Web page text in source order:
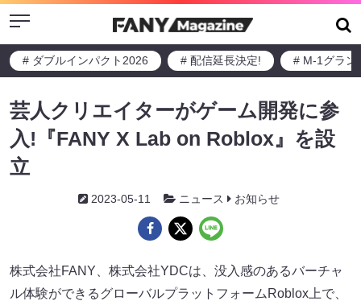
Menu
# ダブルインパクト2026 # 配信延長決定! # M-1グラン
芸人クリエイターがゲーム開発に参
入!『FANY X Lab on Roblox』を設
立
2023-05-11 ニュース お知らせ
株式会社FANY、株式会社YDCは、没入感のあるバーチャ
ル体験ができるグローバルプラットフォームRoblox上で、